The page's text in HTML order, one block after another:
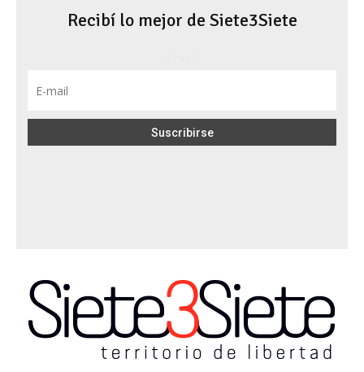
Recibí lo mejor de Siete3Siete